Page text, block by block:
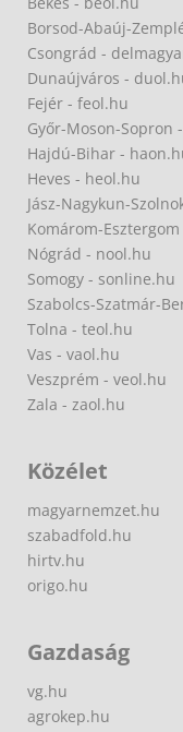
Borsod-Abaúj-
Csongrád -
Dunaújváros -
Fejér - feol.hu
Győr-Moson-Sopron
Hajdú-Bihar -
Heves - heol.hu
Jász-Nagykun-
Komárom-
Nógrád - nool.hu
Somogy - sonline.hu
Szabolcs-Szatmár-
Tolna - teol.hu
Vas - vaol.hu
Veszprém - veol.hu
Zala - zaol.hu
Közélet
magyarnemzet.hu
szabadfold.hu
hirtv.hu
origo.hu
Gazdaság
vg.hu
agrokep.hu